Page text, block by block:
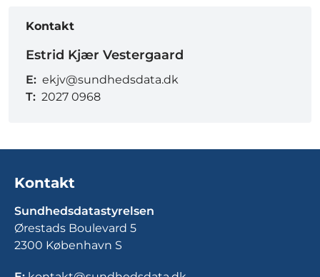
Kontakt
Estrid Kjær Vestergaard
E: ekjv@sundhedsdata.dk
T: 2027 0968
Kontakt
Sundhedsdatastyrelsen
Ørestads Boulevard 5
2300 København S